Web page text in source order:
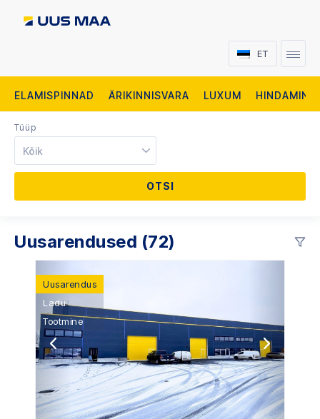
ET
ELAMISPINNAD ÄRIKINNISVARA LUXUM HINDAMINE
Tüüp
Kõik
Uusarendused (72)
Uusarendus
Ladu
Tootmine